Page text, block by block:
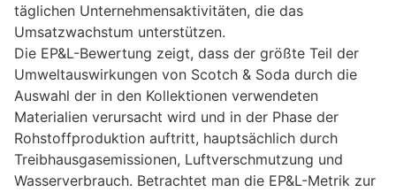
täglichen Unternehmensaktivitäten, die das
Umsatzwachstum unterstützen.
Die EP&L-Bewertung zeigt, dass der größte Teil der
Umweltauswirkungen von Scotch & Soda durch die
Auswahl der in den Kollektionen verwendeten
Materialien verursacht wird und in der Phase der
Rohstoffproduktion auftritt, hauptsächlich durch
Treibhausgasemissionen, Luftverschmutzung und
Wasserverbrauch. Betrachtet man die EP&L-Metrik zur